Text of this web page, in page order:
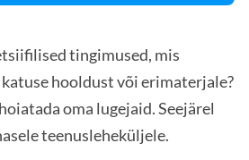
tingimused, mis
hooldust või erimaterjale?
oma lugejaid. Seejärel
teenusleheküljele.